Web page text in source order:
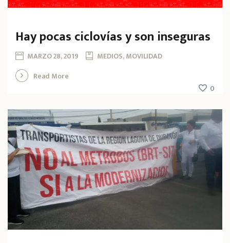
Hay pocas ciclovías y son inseguras
MARZO 28, 2019
MEDIOS, MOVILIDAD
Read More
0